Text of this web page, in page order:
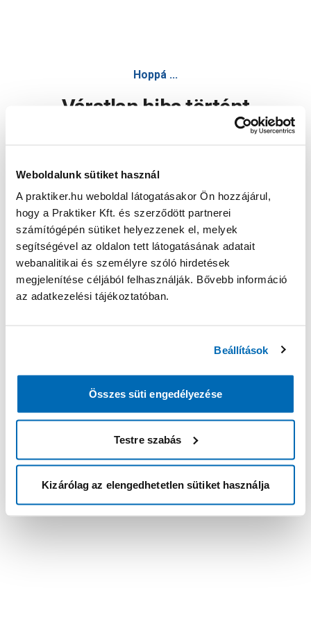
Weboldalunk sütiket használ
A praktiker.hu weboldal látogatásakor Ön hozzájárul,
hogy a Praktiker Kft. és szerződött partnerei
számítógépén sütiket helyezzenek el, melyek
segítségével az oldalon tett látogatásának adatait
webanalitikai és személyre szóló hirdetések
megjelenítése céljából felhasználják. Bővebb információ
az adatkezelési tájékoztatóban.
Beállítások
Összes süti engedélyezése
Testre szabás
Kizárólag az elengedhetetlen sütiket használja
Hoppá ...
Váratlan hiba történt
Oldal újratöltése